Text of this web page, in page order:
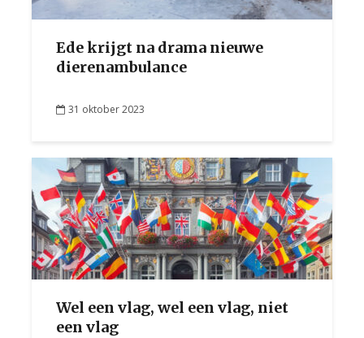
Ede krijgt na drama nieuwe
dierenambulance
31 oktober 2023
Wel een vlag, wel een vlag, niet
een vlag